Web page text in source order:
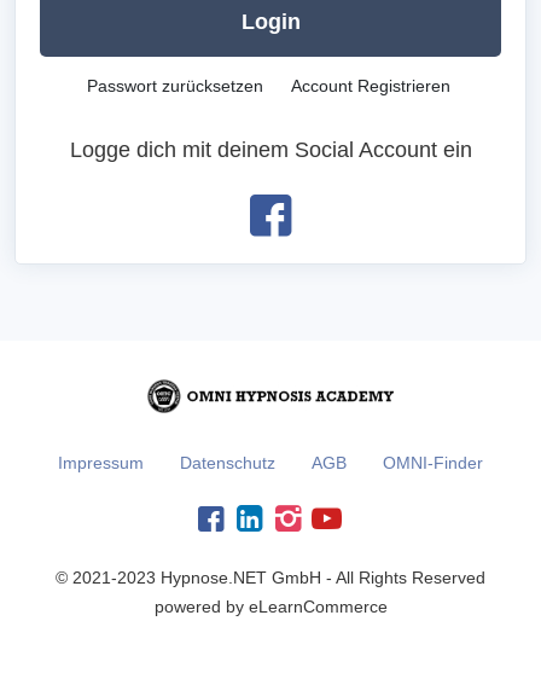
Login
Passwort zurücksetzen Account Registrieren
Logge dich mit deinem Social Account ein
Impressum Datenschutz AGB OMNI-Finder
© 2021-2023 Hypnose.NET GmbH - All Rights Reserved
powered by eLearnCommerce